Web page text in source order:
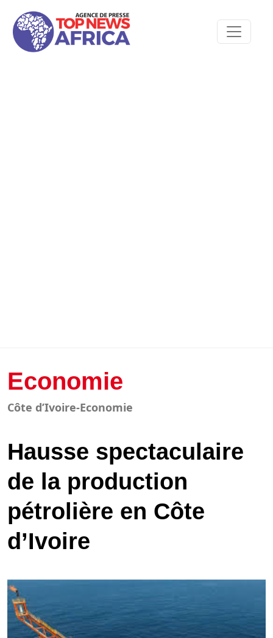
Economie
Côte d’Ivoire-Economie
Hausse spectaculaire
de la production
pétrolière en Côte
d’Ivoire